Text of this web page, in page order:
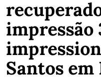
impressão
Santos em